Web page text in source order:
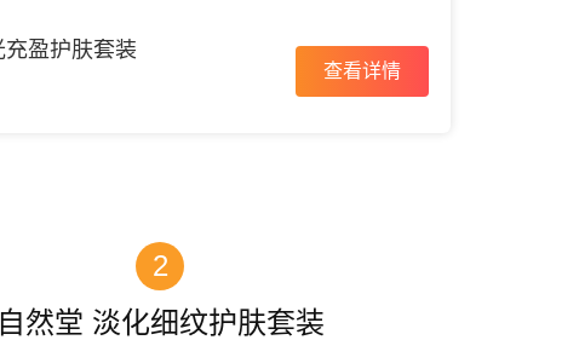
充盈护肤套装
查看详情
2
自然堂 淡化细纹护肤套装